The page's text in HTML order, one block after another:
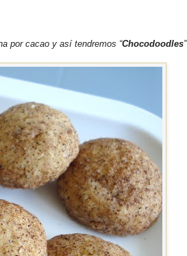
por cacao y así tendremos “Chocodoodles”